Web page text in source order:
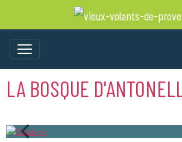
LA BOSQUE